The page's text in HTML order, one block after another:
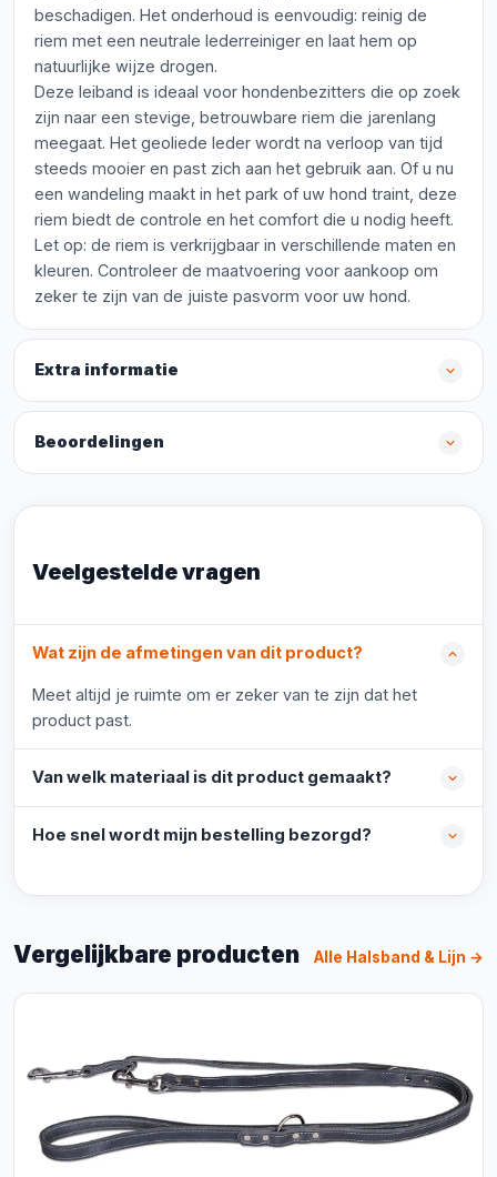
beschadigen. Het onderhoud is eenvoudig: reinig de
riem met een neutrale lederreiniger en laat hem op
natuurlijke wijze drogen.
Deze leiband is ideaal voor hondenbezitters die op zoek
zijn naar een stevige, betrouwbare riem die jarenlang
meegaat. Het geoliede leder wordt na verloop van tijd
steeds mooier en past zich aan het gebruik aan. Of u nu
een wandeling maakt in het park of uw hond traint, deze
riem biedt de controle en het comfort die u nodig heeft.
Let op: de riem is verkrijgbaar in verschillende maten en
kleuren. Controleer de maatvoering voor aankoop om
zeker te zijn van de juiste pasvorm voor uw hond.
Extra informatie
Beoordelingen
Veelgestelde vragen
Wat zijn de afmetingen van dit product?
Meet altijd je ruimte om er zeker van te zijn dat het
product past.
Van welk materiaal is dit product gemaakt?
Hoe snel wordt mijn bestelling bezorgd?
Vergelijkbare producten Alle Halsband & Lijn →